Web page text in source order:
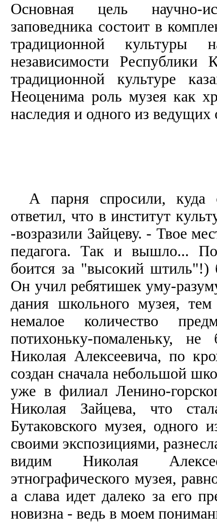
Основная цель научно-
заповедника состоит в
традиционной культуры
независимости Республики
традиционной культуре
Неоценима роль музея как
наследия и одного из ведущих
А парня спросили, куда
ответил, что в институт
-возразили Зайцеву. - Твое
педагога. Так и вышло...
боится за "высокий штиль"!)
Он учил ребятишек уму-
дания школьного музея,
нема­лое количество
потихоньку-помаленьку,
Николая Алексеевича, по
создан сначала неболь­шой
уже в филиал Ленино-
Николая Зайцева, что
Бутаковского музея, одного
своими экспозициями,
видим Николая
этнографического музея,
а слава идет далеко за его
новизна - ведь в моем